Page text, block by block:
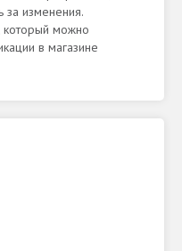
за изменения.
который можно
в магазине